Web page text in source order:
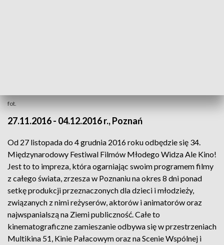
fot.
27.11.2016 - 04.12.2016 r., Poznań
Od 27 listopada do 4 grudnia 2016 roku odbędzie się 34.
Międzynarodowy Festiwal Filmów Młodego Widza Ale Kino!
Jest to to impreza, która ogarniając swoim programem filmy
z całego świata, zrzesza w Poznaniu na okres 8 dni ponad
setkę produkcji przeznaczonych dla dzieci i młodzieży,
związanych z nimi reżyserów, aktorów i animatorów oraz
najwspanialszą na Ziemi publiczność. Całe to
kinematograficzne zamieszanie odbywa się w przestrzeniach
Multikina 51, Kinie Pałacowym oraz na Scenie Wspólnej i